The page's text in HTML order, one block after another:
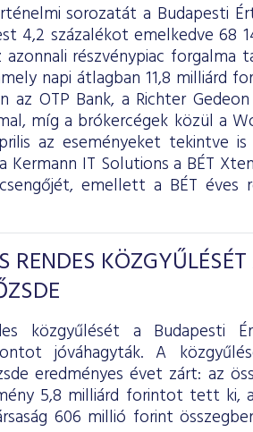
sorozatát a Budapesti
4,2 százalékot emelkedve 68
részvénypiac
napi átlagban 11,8 milliárd
az OTP Bank, a Richter
míg a brókercégek közül a
az eseményeket tekintve
Kermann IT Solutions a BÉT
emellett a BÉT éves
RENDES
közgyűlését a Budapesti
jóváhagyták. A
eredményes évet zárt: az
5,8 milliárd forintot tett ki,
606 millió forint